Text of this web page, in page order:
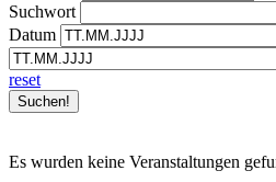
Suchwort
Datum
reset
Es wurden keine Veranstaltungen